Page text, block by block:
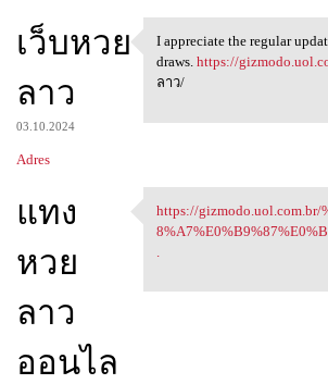
เว็บหวย
ลาว
03.10.2024
Adres
I appreciate the
I appreciate the regular
draws. https://
ลาว/
แทง
หวย
ลาว
ออนไล
https://
https://gizmodo.uol.com.br/